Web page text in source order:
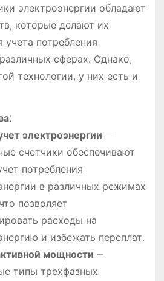
электроэнергии обладают
которые делают их
потребления
сферах․ Однако,
технологии, у них есть и
электроэнергии ⏤
счетчики обеспечивают
потребления
в различных режимах
позволяет
расходы на
и избежать переплат․
мощности ‒
типы трехфазных